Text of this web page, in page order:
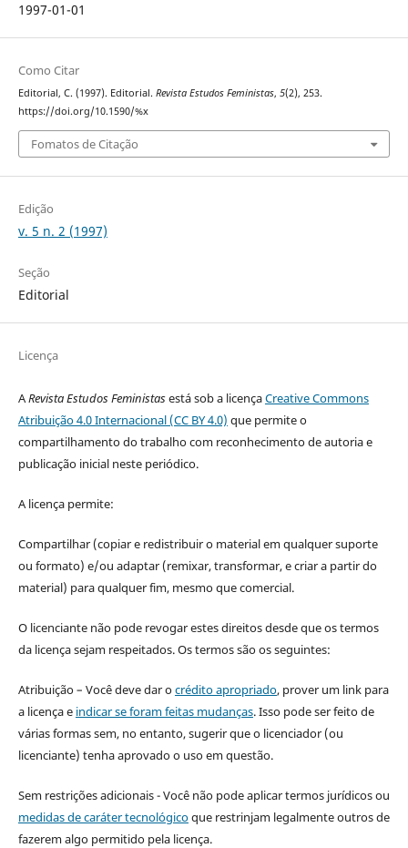
1997-01-01
Como Citar
Editorial, C. (1997). Editorial. Revista Estudos Feministas, 5(2), 253.
https://doi.org/10.1590/%x
Fomatos de Citação
Edição
v. 5 n. 2 (1997)
Seção
Editorial
Licença
ARevista Estudos Feministasestá sob a licençaCreative Commons
Atribuição 4.0 Internacional (CC BY 4.0) que permite o
compartilhamento do trabalho com reconhecimento de autoria e
publicação inicial neste periódico.
A licença permite:
Compartilhar (copiar e redistribuir o material em qualquer suporte
ou formato) e/ou adaptar (remixar, transformar, e criar a partir do
material) para qualquer fim, mesmo que comercial.
O licenciante não pode revogar estes direitos desde que os termos
da licença sejam respeitados. Os termos são os seguintes:
Atribuição – Você deve dar ocrédito apropriado, prover um link para
a licença e indicar se foram feitas mudanças. Isso pode ser feito de
várias formas sem, no entanto, sugerir que o licenciador (ou
licenciante) tenha aprovado o uso em questão.
Sem restrições adicionais - Você não pode aplicar termos jurídicos ou
medidas de caráter tecnológicoque restrinjam legalmente outros de
fazerem algo permitido pela licença.